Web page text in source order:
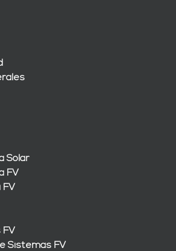
Solar
FV
FV
FV
Sistemas FV